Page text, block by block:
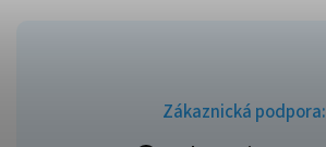
Zákaznická podpora: